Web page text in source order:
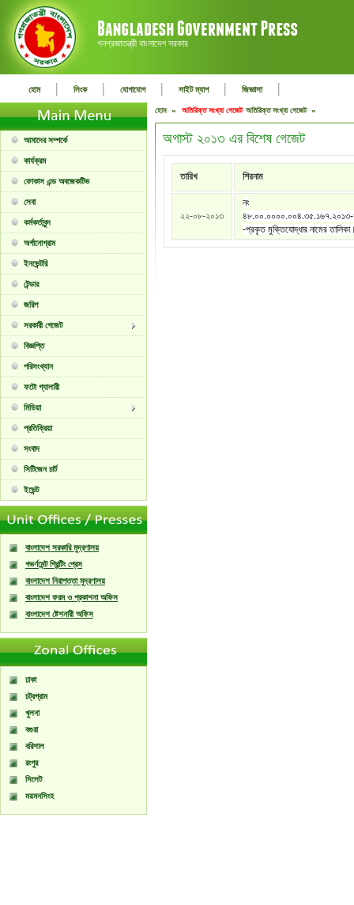
গনপ্রজাতন্ত্রী বাংলাদেশ সরকার
হোম | লিংক | যোগাযোগ | সাইট ম্যাপ | জিজ্ঞাসা |
আমাদের সম্পর্কে
কার্যক্রম
ফোকাস এন্ড অবজেকটিভ
সেবা
কর্মকর্তাবৃন্দ
অর্গানোগ্রাম
ইনভেন্টরি
টেন্ডার
জরিপ
সরকারী গেজেট
বিজ্ঞপ্তি
পরিসংখ্যান
ফটো গ্যালারী
মিডিয়া
প্রতিক্রিয়া
সংবাদ
সিটিজেন চার্ট
ইভেন্ট
বাংলাদেশ সরকারি মুদ্রণালয়
গভর্ণমেন্ট প্রিন্টিং প্রেস
বাংলাদেশ নিরাপত্তা মুদ্রণালয়
বাংলাদেশ ফরম ও প্রকাশনা অফিস
বাংলাদেশ ষ্টেশনারী অফিস
ঢাকা
চট্রগ্রাম
খুলনা
বগুরা
বরিশাল
রংপুর
সিলেট
ময়মনসিংহ
হোম » অতিরিক্ত সংখ্যা গেজেট অতিরিক্ত সংখ্যা গেজেট »
অগাস্ট ২০১৩ এর বিশেষ গেজেট
তারিখ শিরনাম
২২-০৮-২০১৩
নং
-প্রকৃত মুক্তিযোদ্ধার নামের